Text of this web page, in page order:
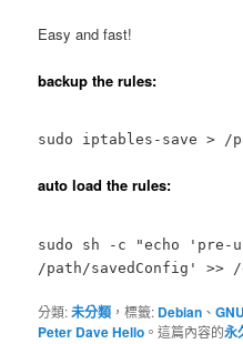
Easy and fast!
backup the rules:
sudo iptables-save > /
auto load the rules:
sudo sh -c "echo 'pre-
/path/savedConfig' >>
分類:未分類 ，標籤: Debian 、
Peter Dave Hello 。這篇內容的永